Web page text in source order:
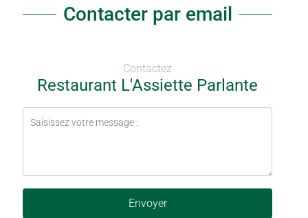
Contacter par email
Contactez
Restaurant L'Assiette Parlante
Envoyer